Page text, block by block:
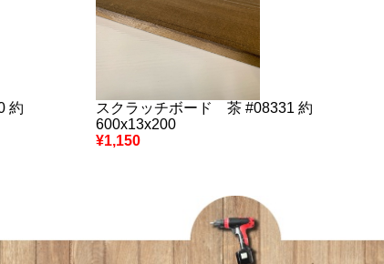
約
スクラッチボード 茶 #08331 約
600x13x200
¥1,150